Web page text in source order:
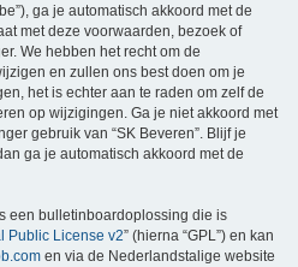
ga je automatisch akkoord met de
met deze voorwaarden, bezoek of
We hebben het recht om de
en zullen ons best doen om je
het is echter aan te raden om zelf de
op wijzigingen. Ga je niet akkoord met
gebruik van “SK Beveren”. Blijf je
ga je automatisch akkoord met de
een bulletinboardoplossing die is
Public License v2” (hierna “GPL”) en kan
en via de Nederlandstalige website